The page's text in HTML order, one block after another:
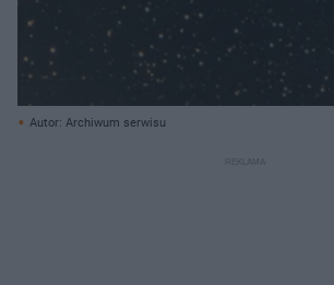
Autor: Archiwum serwisu